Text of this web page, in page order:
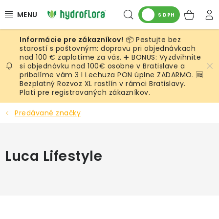
na
Hľadať
S DPH
RASTLINY
UMELÉ RASTLINY
KVETINÁČE
SUBSTRÁTY A PRÍSLUŠENSTVO
📦 Pestujte bez
starostí s poštovným: dopravu pri objednávkach
nad 100 € zaplatíme za vás. ➕ BONUS: Vyzdvihnite
si objednávku nad 100€ osobne v Bratislave a
pribalíme vám 3 l Lechuza PON úplne ZADARMO. 🆓
Bezplatný Rozvoz XL rastlín v rámci Bratislavy.
Platí pre registrovaných zákazníkov.
Predávané značky
Luca Lifestyle